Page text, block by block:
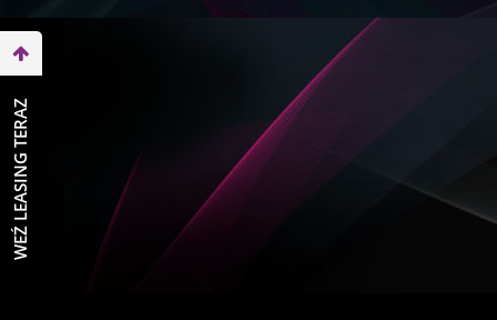
WEŹ LEASING TERAZ